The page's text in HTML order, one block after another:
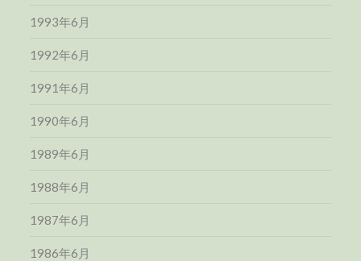
1993年6月
1992年6月
1991年6月
1990年6月
1989年6月
1988年6月
1987年6月
1986年6月